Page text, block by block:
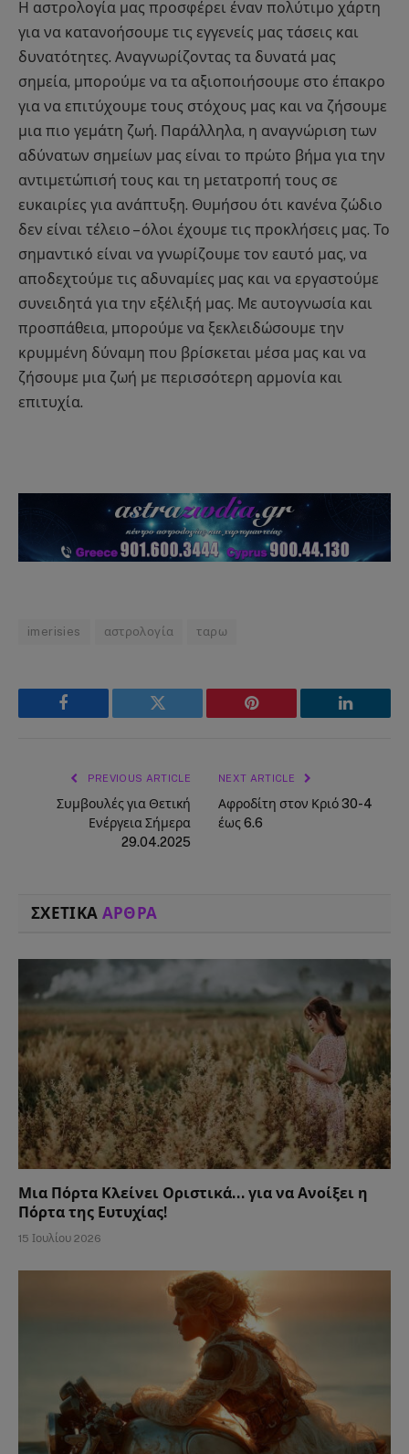
Η αστρολογία μας προσφέρει έναν πολύτιμο χάρτη
για να κατανοήσουμε τις εγγενείς μας τάσεις και
δυνατότητες. Αναγνωρίζοντας τα δυνατά μας
σημεία, μπορούμε να τα αξιοποιήσουμε στο έπακρο
για να επιτύχουμε τους στόχους μας και να ζήσουμε
μια πιο γεμάτη ζωή. Παράλληλα, η αναγνώριση των
αδύνατων σημείων μας είναι το πρώτο βήμα για την
αντιμετώπισή τους και τη μετατροπή τους σε
ευκαιρίες για ανάπτυξη. Θυμήσου ότι κανένα ζώδιο
δεν είναι τέλειο – όλοι έχουμε τις προκλήσεις μας. Το
σημαντικό είναι να γνωρίζουμε τον εαυτό μας, να
αποδεχτούμε τις αδυναμίες μας και να εργαστούμε
συνειδητά για την εξέλιξή μας. Με αυτογνωσία και
προσπάθεια, μπορούμε να ξεκλειδώσουμε την
κρυμμένη δύναμη που βρίσκεται μέσα μας και να
ζήσουμε μια ζωή με περισσότερη αρμονία και
επιτυχία.
imerisies αστρολογία ταρω
Facebook Twitter Pinterest LinkedIn
PREVIOUS ARTICLE
Συμβουλές για Θετική
Ενέργεια Σήμερα
29.04.2025
NEXT ARTICLE
Αφροδίτη στον Κριό 30-4
έως 6.6
ΣΧΕΤΙΚΑ ΑΡΘΡΑ
Μια Πόρτα Κλείνει Οριστικά… για να Ανοίξει η
Πόρτα της Ευτυχίας!
15 Ιουλίου 2026